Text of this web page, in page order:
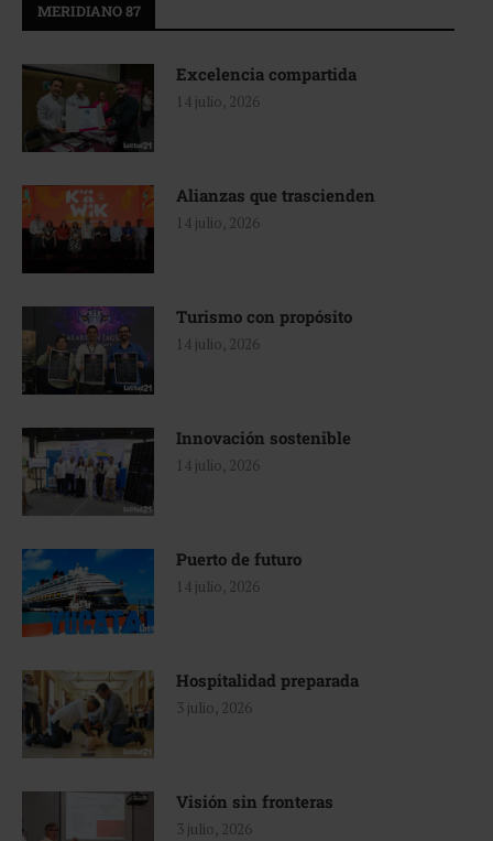
MERIDIANO 87
Excelencia compartida
14 julio, 2026
Alianzas que trascienden
14 julio, 2026
Turismo con propósito
14 julio, 2026
Innovación sostenible
14 julio, 2026
Puerto de futuro
14 julio, 2026
Hospitalidad preparada
3 julio, 2026
Visión sin fronteras
3 julio, 2026